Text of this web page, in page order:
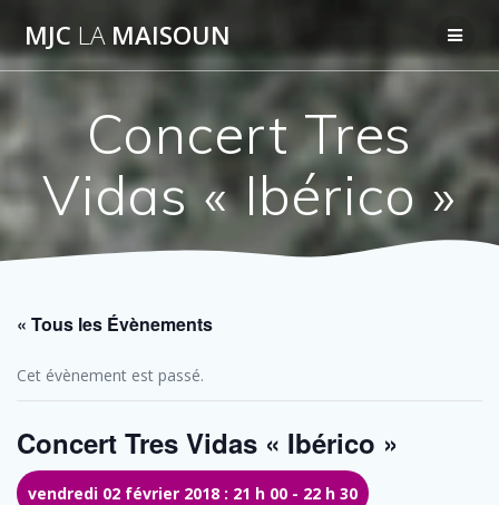
contenu
MJC LAMAISOUN
Concert Tres
Vidas « Ibérico »
« Tous les Évènements
Cet évènement est passé.
Concert Tres Vidas « Ibérico »
vendredi 02 février 2018 : 21 h 00 - 22 h 30